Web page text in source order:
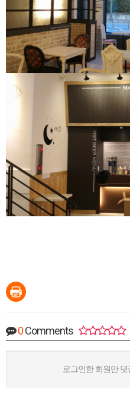
0Comments
로그인한 회원만